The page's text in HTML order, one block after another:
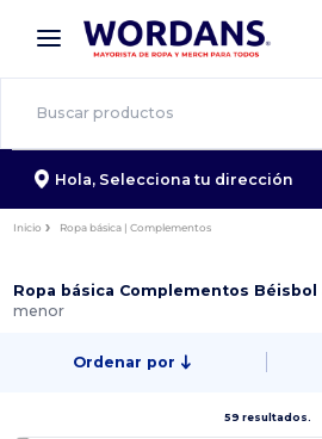
× App de Wordans
¡Mejores precios en app!
Hola, Selecciona tu dirección
Inicio Ropa básica | Complementos
Ropa básica Complementos Béisbol
menor
Ordenar por
59 resultados.